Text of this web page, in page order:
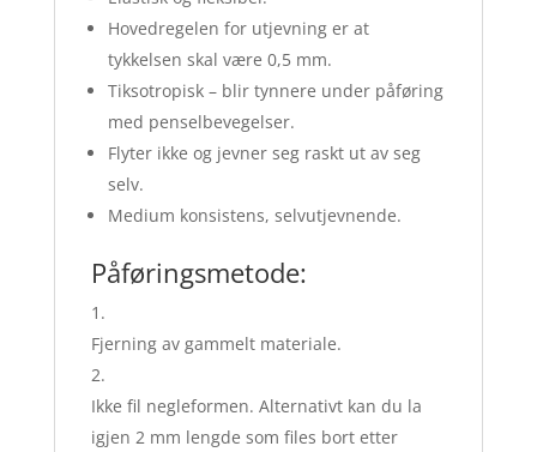
Hovedregelen for utjevning er at
tykkelsen skal være 0,5 mm.
Tiksotropisk – blir tynnere under påføring
med penselbevegelser.
Flyter ikke og jevner seg raskt ut av seg
selv.
Medium konsistens, selvutjevnende.
Påføringsmetode:
Fjerning av gammelt materiale.
Ikke fil negleformen. Alternativt kan du la
igjen 2 mm lengde som files bort etter